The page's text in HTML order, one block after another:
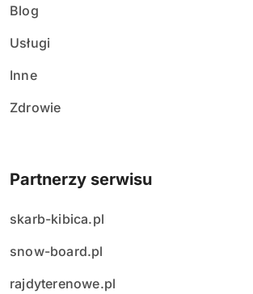
Blog
Usługi
Inne
Zdrowie
Partnerzy serwisu
skarb-kibica.pl
snow-board.pl
rajdyterenowe.pl